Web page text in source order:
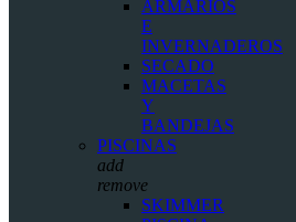
ARMARIOS
E
INVERNADEROS
SECADO
MACETAS
Y
BANDEJAS
PISCINAS
add
remove
SKIMMER